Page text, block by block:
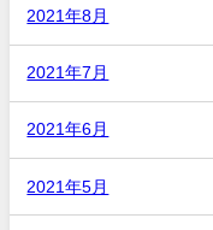
2021年8月
2021年7月
2021年6月
2021年5月